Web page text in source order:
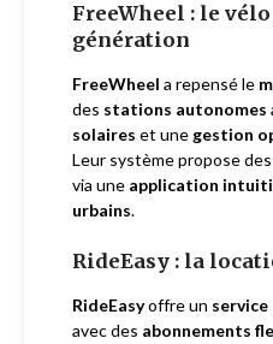
FreeWheel : le
génération
FreeWheel a repensé le
des stations autonomes
solaires et une gestion
Leur système propose des
via une application
urbains.
RideEasy : la
RideEasyoffre un
avec des abonnements